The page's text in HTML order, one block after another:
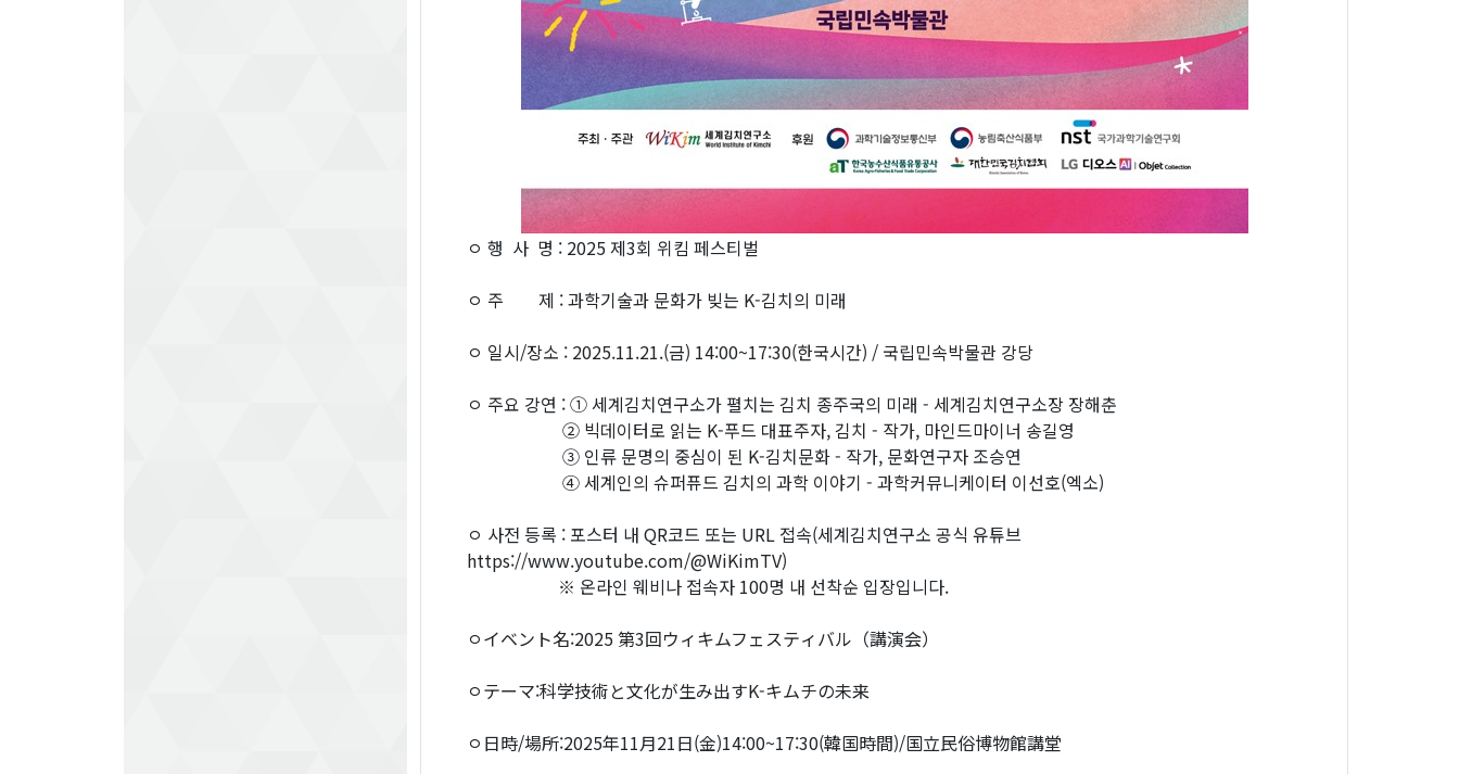
ㅇ 행 사 명 : 2025 제3회 위킴 페스티벌
ㅇ 주 제 : 과학기술과 문화가 빚는 K-김치의 미래
ㅇ 일시/장소 : 2025.11.21.(금) 14:00~17:30(한국시간) / 국립민속박물관 강당
ㅇ 주요 강연 : ① 세계김치연구소가 펼치는 김치 종주국의 미래 - 세계김치연구소장 장해춘
② 빅데이터로 읽는 K-푸드 대표주자, 김치 - 작가, 마인드마이너 송길영
③ 인류 문명의 중심이 된 K-김치문화 - 작가, 문화연구자 조승연
④ 세계인의 슈퍼퓨드 김치의 과학 이야기 - 과학커뮤니케이터 이선호(엑소)
ㅇ 사전 등록 : 포스터 내 QR코드 또는 URL 접속(세계김치연구소 공식 유튜브
https://www.youtube.com/@WiKimTV)
※ 온라인 웨비나 접속자 100명 내 선착순 입장입니다.
ㅇイベント名:2025 第3回ウィキムフェスティバル（講演会）
ㅇテーマ:科学技術と文化が生み出すK-キムチの未来
ㅇ日時/場所:2025年11月21日(金)14:00~17:30(韓国時間)/国立民俗博物館講堂